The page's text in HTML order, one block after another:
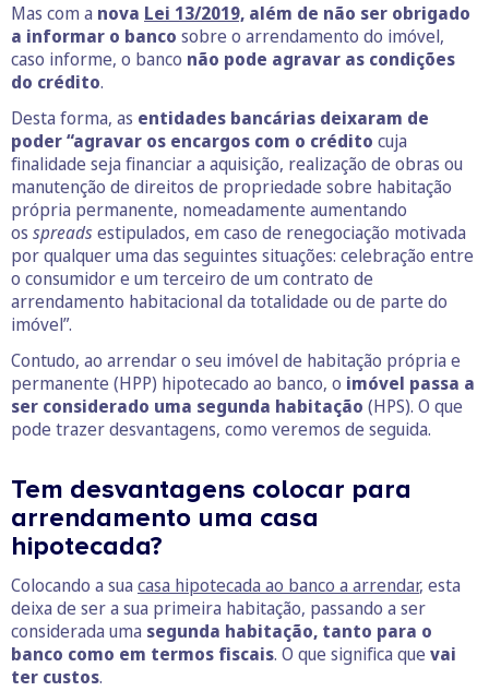
Mas com a nova Lei 13/2019, além de não ser obrigado
a informar o banco sobre o arrendamento do imóvel,
caso informe, o banco não pode agravar as condições
do crédito.
Desta forma, as entidades bancárias deixaram de
poder “agravar os encargos com o crédito cuja
finalidade seja financiar a aquisição, realização de obras ou
manutenção de direitos de propriedade sobre habitação
própria permanente, nomeadamente aumentando
os spreadsestipulados, em caso de renegociação motivada
por qualquer uma das seguintes situações: celebração entre
o consumidor e um terceiro de um contrato de
arrendamento habitacional da totalidade ou de parte do
imóvel”.
Contudo, ao arrendar o seu imóvel de habitação própria e
permanente (HPP) hipotecado ao banco, o imóvel passa a
ser considerado uma segunda habitação (HPS). O que
pode trazer desvantagens, como veremos de seguida.
Tem desvantagens colocar para
arrendamento uma casa
hipotecada?
Colocando a sua casa hipotecada ao banco a arrendar, esta
deixa de ser a sua primeira habitação, passando a ser
considerada uma segunda habitação, tanto para o
banco como em termos fiscais. O que significa que vai
ter custos.